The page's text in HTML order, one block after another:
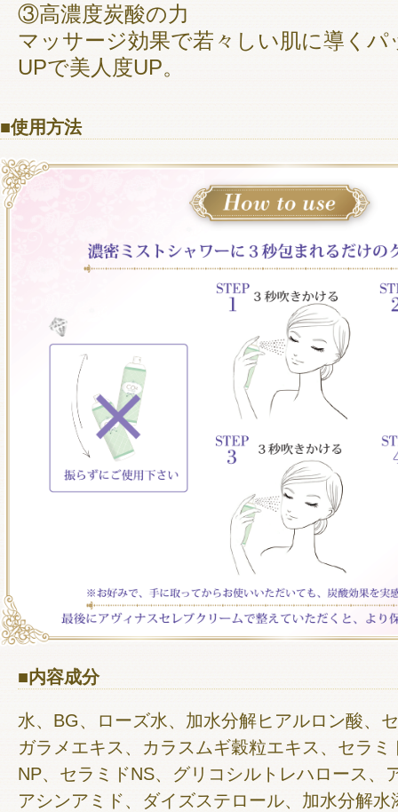
③高濃度炭酸の力
マッサージ効果で若々しい肌に導くパ
UPで美人度UP。
■使用方法
■内容成分
水、BG、ローズ水、加水分解ヒアルロン酸、
ガラメエキス、カラスムギ穀粒エキス、セラミ
NP、セラミドNS、グリコシルトレハロース、
アシンアミド、ダイズステロール、加水分解